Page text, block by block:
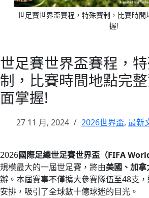
世足賽世界盃賽程，特殊賽制，比賽時間
握!
世足賽世界盃賽程，
制，比賽時間地點完
面掌握!
27 11 月, 2024 2026世界盃, 最新
2026國際足總世足賽世界盃（FIFA
規模最大的一屆世足賽，將由美國、加
辦。本屆賽事不僅擴大參賽隊伍至48支
安排，吸引了全球數十億球迷的目光。